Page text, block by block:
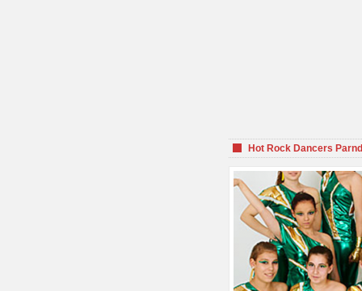
Hot Rock Dancers